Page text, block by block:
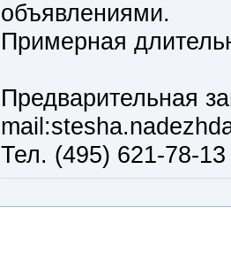
объявлениями.
Примерная
Предварительная
Тел. (495) 621-78-13